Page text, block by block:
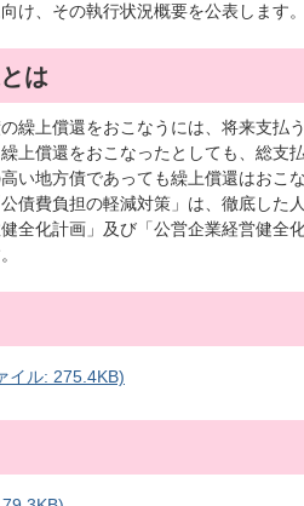
け、その執行状況概要を公表します。
は
繰上償還をおこなうには、将来支払
上償還をおこなったとしても、総支
い地方債であっても繰上償還はおこ
債費負担の軽減対策」は、徹底した
全化計画」及び「公営企業経営健全
イル: 275.4KB)